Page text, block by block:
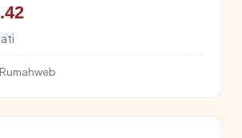
Rumahweb